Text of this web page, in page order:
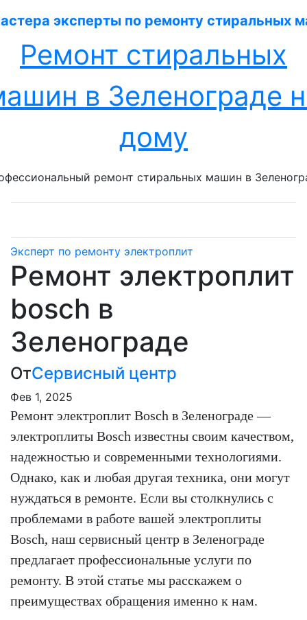
к
Ремонт стиральных
в Зеленограде
дому
ремонт стиральных машин в
Эксперт по ремонту электроплит
Ремонт электроплит
bosch в
Зеленограде
ОтСервисный центр
Фев 1, 2025
Ремонт электроплит Bosch в Зеленограде —
электроплиты Bosch известны своим качеством,
надежностью и современными технологиями.
Однако, как и любая другая техника, они могут
нуждаться в ремонте. Если вы столкнулись с
проблемами в работе вашей электроплиты
Bosch, наш сервисный центр в Зеленограде
предлагает профессиональные услуги по
ремонту. В этой статье мы расскажем о
преимуществах обращения именно к нам.